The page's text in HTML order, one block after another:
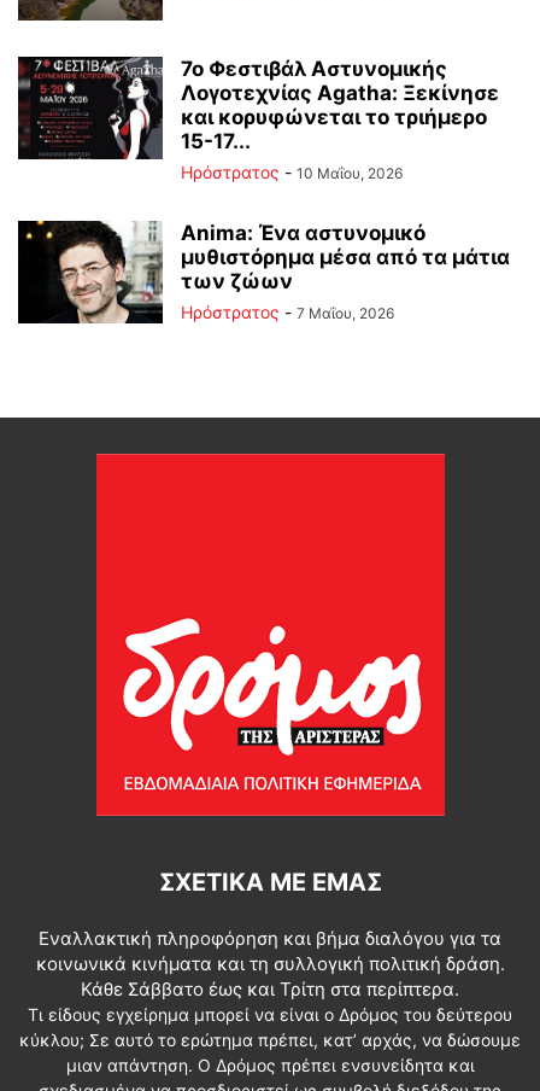
7ο Φεστιβάλ Αστυνομικής
Λογοτεχνίας Agatha: Ξεκίνησε
και κορυφώνεται το τριήμερο
15-17...
Ηρόστρατος - 10 Μαΐου, 2026
Anima: Ένα αστυνομικό
μυθιστόρημα μέσα από τα μάτια
των ζώων
Ηρόστρατος - 7 Μαΐου, 2026
ΣΧΕΤΙΚΆ ΜΕ ΕΜΆΣ
Εναλλακτική πληροφόρηση και βήμα διαλόγου για τα
κοινωνικά κινήματα και τη συλλογική πολιτική δράση.
Κάθε Σάββατο έως και Τρίτη στα περίπτερα.
Τι είδους εγχείρημα μπορεί να είναι ο Δρόμος του δεύτερου
κύκλου; Σε αυτό το ερώτημα πρέπει, κατ’ αρχάς, να δώσουμε
μιαν απάντηση. Ο Δρόμος πρέπει ενσυνείδητα και